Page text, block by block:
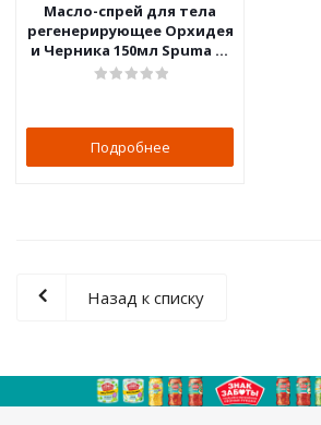
Масло-спрей для тела
регенерирующее Орхидея
и Черника 150мл Spuma di
Sciampagna
Подробнее
Назад к списку